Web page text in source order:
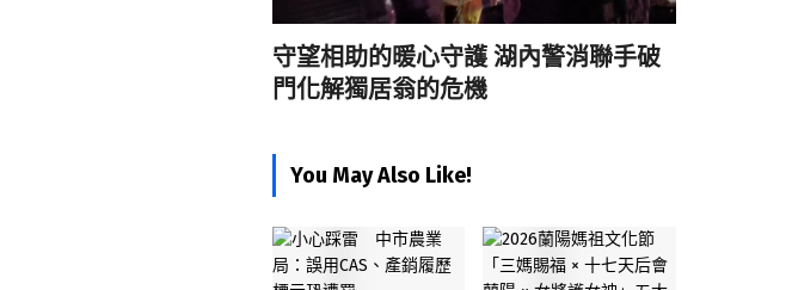
守望相助的暖心守護 湖內警消聯手破
門化解獨居翁的危機
You May Also Like!